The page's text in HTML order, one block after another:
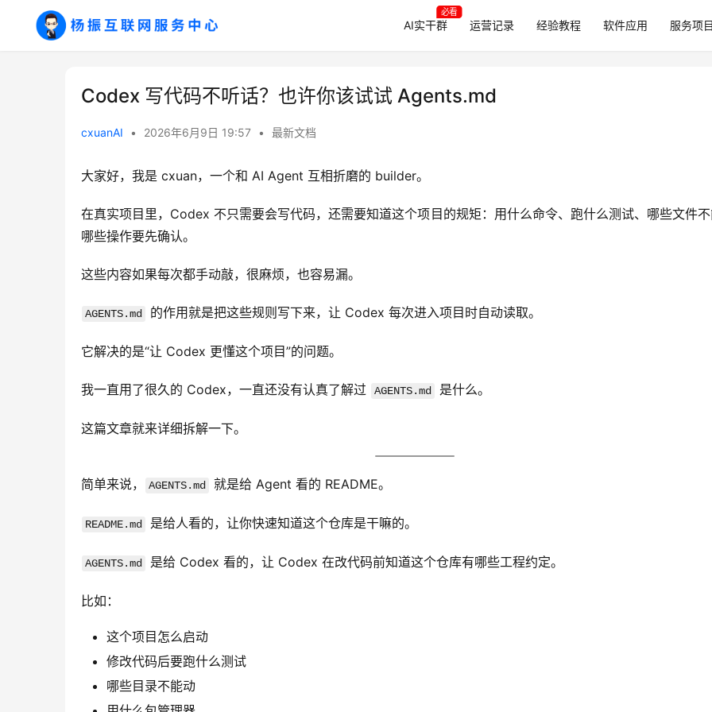
AI实干群
必看
运营记录 经验教程 软件应用 服务项
Codex 写代码不听话？也许你该试试 Agents.md
cxuanAI • 2026年6月9日 19:57 • 最新文档
大家好，我是 cxuan，一个和 AI Agent 互相折磨的 builder。
在真实项目里，Codex 不只需要会写代码，还需要知道这个项目的规矩：用什么命令、跑什么测试、哪些文件
哪些操作要先确认。
这些内容如果每次都手动敲，很麻烦，也容易漏。
AGENTS.md 的作用就是把这些规则写下来，让 Codex 每次进入项目时自动读取。
它解决的是“让 Codex 更懂这个项目”的问题。
我一直用了很久的 Codex，一直还没有认真了解过 AGENTS.md 是什么。
这篇文章就来详细拆解一下。
简单来说， AGENTS.md 就是给 Agent 看的 README。
README.md 是给人看的，让你快速知道这个仓库是干嘛的。
AGENTS.md 是给 Codex 看的，让 Codex 在改代码前知道这个仓库有哪些工程约定。
比如：
这个项目怎么启动
修改代码后要跑什么测试
哪些目录不能动